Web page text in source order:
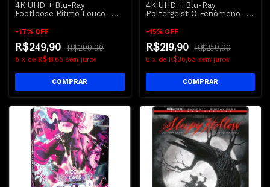
4K UHD + Blu-Ray
Footloose Ritmo Louco -
-17% OFF
R$249,90 R$299,90
6 x de R$41,65 sem juros
4K UHD + Blu-Ray
Poltergeist O Fenômeno -
e Legendado
-15% OFF
R$219,90 R$259,90
6 x de R$36,65 sem juros